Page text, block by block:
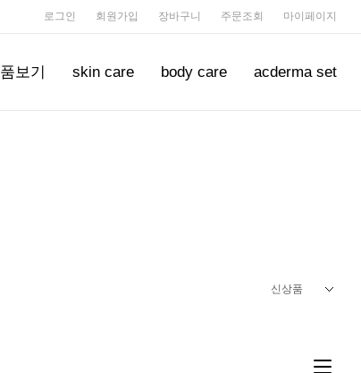
로그인 회원가입 장바구니 주문조회 마이페이지
보기 skin care body care acderma set